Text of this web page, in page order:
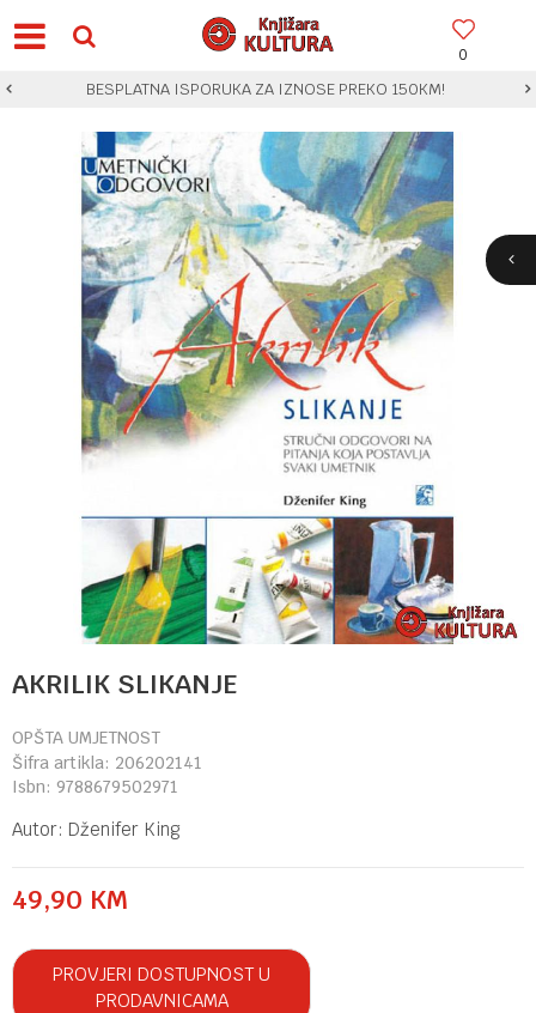
0
BESPLATNA ISPORUKA ZA IZNOSE PREKO 150KM!
AKRILIK SLIKANJE
OPŠTA UMJETNOST
Šifra artikla: 206202141
Isbn: 9788679502971
Autor: Dženifer King
49,90 KM
PROVJERI DOSTUPNOST U
PRODAVNICAMA